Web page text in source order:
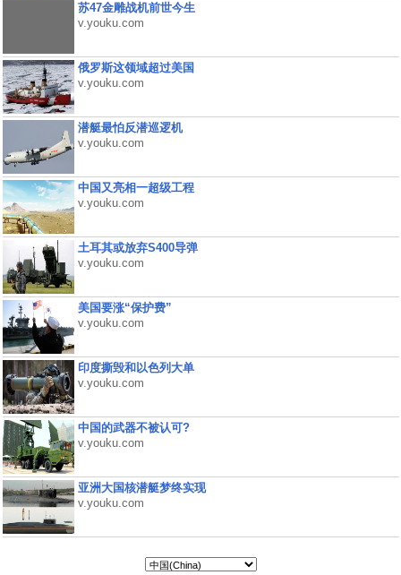
苏47金雕战机前世今生
v.youku.com
俄罗斯这领域超过美国
v.youku.com
潜艇最怕反潜巡逻机
v.youku.com
中国又亮相一超级工程
v.youku.com
土耳其或放弃S400导弹
v.youku.com
美国要涨“保护费”
v.youku.com
印度撕毁和以色列大单
v.youku.com
中国的武器不被认可?
v.youku.com
亚洲大国核潜艇梦终实现
v.youku.com